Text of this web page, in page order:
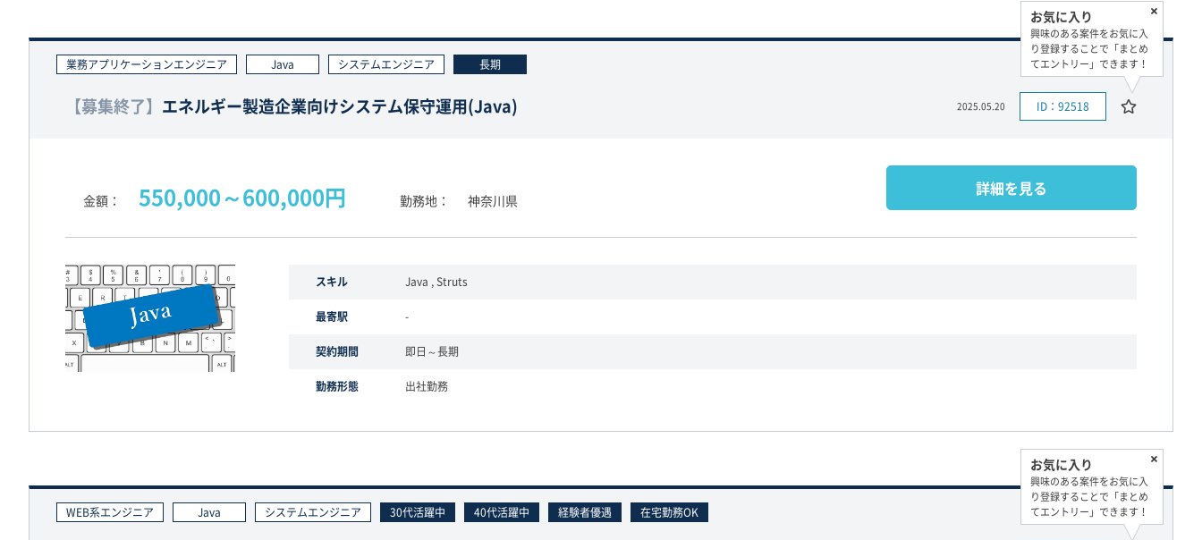
業務アプリケーションエンジニア Java システムエンジニア 長期
【募集終了】 エネルギー製造企業向けシステム保守運用(Java) 2025.05.20 ID：92518
お気に入り
興味のある案件をお気に入
り登録することで「まとめ
てエントリー」できます！
金額 550,000～600,000円 勤務地 神奈川県
詳細を見る
スキル Java , Struts
最寄駅 -
契約期間 即日～長期
勤務形態 出社勤務
WEB系エンジニア Java システムエンジニア 30代活躍中 40代活躍中 経験者優遇 在宅勤務OK
お気に入り
興味のある案件をお気に入
り登録することで「まとめ
てエントリー」できます！